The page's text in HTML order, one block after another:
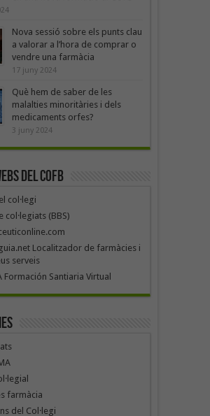
Nova sessió sobre els punts clau
a valorar a l’hora de comprar o
vendre una farmàcia
17 juny 2024
Què hem de saber de les
malalties minoritàries i dels
medicaments orfes?
3 juny 2024
del COFB
col·legi
col·legiats (BBS)
Localitzador de farmàcies i
serveis
Formación Santiaria Virtual
farmàcia
del Col·legi